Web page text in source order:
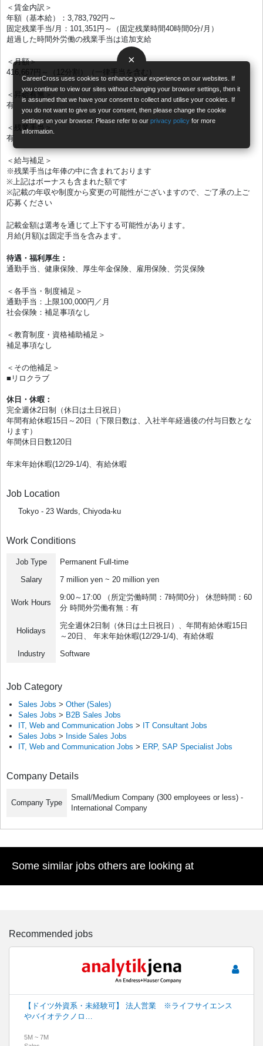
×
CareerCross uses cookies to enhance your experience on our websites. If
you continue to view our sites without changing your browser settings, then it
is assumed that we have your consent to collect and utilise your cookies. If
you do not want to give us your consent, then please change the cookie
settings on your browser. Please refer to ourprivacy policy for more
information.
＜賃金内訳＞
年額（基本給）：3,783,792円～
固定残業手当/月：101,351円～（固定残業時間40時間0分/月）
超過した時間外労働の残業手当は追加支給
＜月額＞
416,667円～（12分割）（一律手当を含む）
＜昇給有無＞
有
＜残業手当＞
有
＜給与補足＞
※残業手当は年俸の中に含まれております
※上記はボーナスも含まれた額です
※記載の年収や制度から変更の可能性がございますので、ご了承の上ご
応募ください
記載金額は選考を通じて上下する可能性があります。
月給(月額)は固定手当を含みます。
待遇・福利厚生：
通勤手当、健康保険、厚生年金保険、雇用保険、労災保険
＜各手当・制度補足＞
通勤手当：上限100,000円／月
社会保険：補足事項なし
＜教育制度・資格補助補足＞
補足事項なし
＜その他補足＞
■リロクラブ
休日・休暇：
完全週休2日制（休日は土日祝日）
年間有給休暇15日～20日（下限日数は、入社半年経過後の付与日数とな
ります）
年間休日日数120日
年末年始休暇(12/29-1/4)、有給休暇
Job Location
Tokyo - 23 Wards, Chiyoda-ku
Work Conditions
Job Type
Permanent Full-time
Salary
7 million yen ~ 20 million yen
Work Hours
9:00～17:00 （所定労働時間：7時間0分） 休憩時間：60
分 時間外労働有無：有
Holidays
完全週休2日制（休日は土日祝日）、年間有給休暇15日
～20日、 年末年始休暇(12/29-1/4)、有給休暇
Industry
Software
Job Category
Sales Jobs > Other (Sales)
Sales Jobs > B2B Sales Jobs
IT, Web and Communication Jobs > IT Consultant Jobs
Sales Jobs > Inside Sales Jobs
IT, Web and Communication Jobs > ERP, SAP Specialist Jobs
Company Details
Company Type
Small/Medium Company (300 employees or less) -
International Company
Some similar jobs others are looking at
Recommended jobs
【ドイツ外資系・未経験可】 法人営業 ※ライフサイエンス
やバイオテクノロ…
5M ~ 7M